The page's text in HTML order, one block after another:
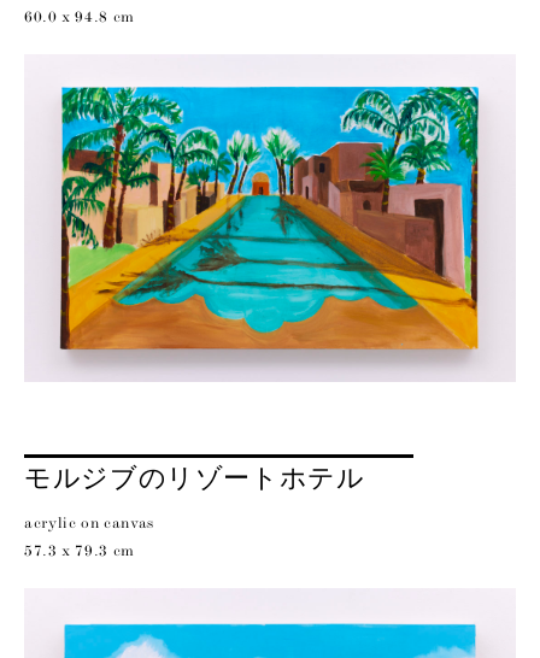
60.0 x 94.8 cm
モルジブのリゾートホテル
acrylic on canvas
57.3 x 79.3 cm